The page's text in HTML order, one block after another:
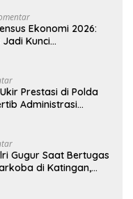
Ekonomi 2026:
Kunci
Prestasi di Polda
Administrasi
Gugur Saat Bertugas
di Katingan,